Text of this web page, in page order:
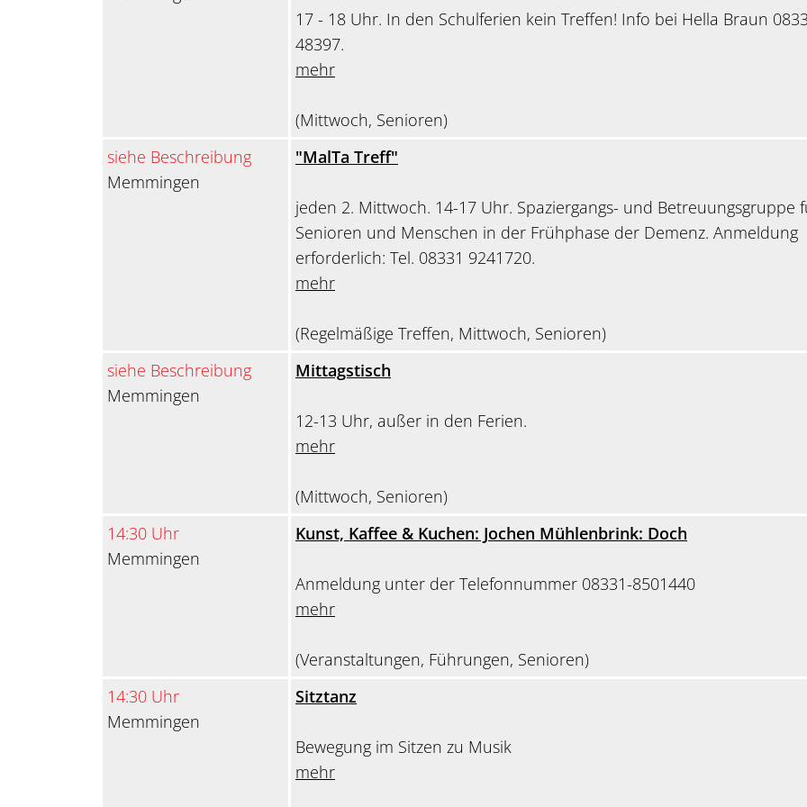
17 - 18 Uhr. In den Schulferien kein Treffen! Info bei Hella Braun
48397.
mehr
(Mittwoch, Senioren)
siehe Beschreibung
Memmingen
"MalTa Treff"
jeden 2. Mittwoch. 14-17 Uhr. Spaziergangs- und Betreuungsgruppe
Senioren und Menschen in der Frühphase der Demenz. Anmeldung
erforderlich: Tel. 08331 9241720.
mehr
(Regelmäßige Treffen, Mittwoch, Senioren)
siehe Beschreibung
Memmingen
Mittagstisch
12-13 Uhr, außer in den Ferien.
mehr
(Mittwoch, Senioren)
14:30 Uhr
Memmingen
Kunst, Kaffee & Kuchen: Jochen Mühlenbrink: Doch
Anmeldung unter der Telefonnummer 08331-8501440
mehr
(Veranstaltungen, Führungen, Senioren)
14:30 Uhr
Memmingen
Sitztanz
Bewegung im Sitzen zu Musik
mehr